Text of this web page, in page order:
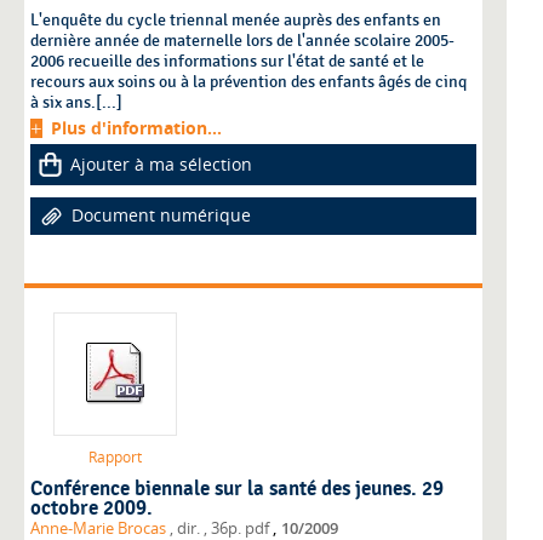
L'enquête du cycle triennal menée auprès des enfants en
dernière année de maternelle lors de l'année scolaire 2005-
2006 recueille des informations sur l'état de santé et le
recours aux soins ou à la prévention des enfants âgés de cinq
à six ans.[...]
Plus d'information...
Ajouter à ma sélection
Document numérique
Rapport
Conférence biennale sur la santé des jeunes. 29
octobre 2009.
Anne-Marie Brocas , dir. , 36p. pdf 10/2009